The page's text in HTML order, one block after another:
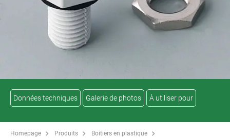
Données techniques Galerie de photos À utiliser pour
Homepage Produits
Boitiers en plastique